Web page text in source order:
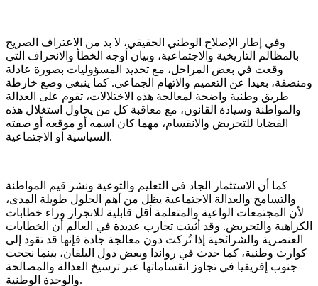
وفي إطار الإصلاح الوطني الحقيقي، لا بد من الاعتراف الصريح
بالمظالم التاريخية والاجتماعية، وبيان أوجه الخطأ والانحراف التي
وقعت في بعض المراحل، مع تحديد المسؤوليات بصورة عادلة
ومنصفة، بعيدا عن التعميم والاتهام الجماعي. كما ينبغي وضع خارطة
طريق وطنية واضحة لمعالجة هذه الاختلالات، تقوم على العدالة
والمواطنة وسيادة القانون، مع معاقبة كل من يحاول استغلال هذه
القضايا للتحريض والانقسام، مهما كان اسمه أو موقعه أو صفته
السياسية أو الاجتماعية.
كما أن الاستثمار الجاد في التعليم والتوعية ونشر قيم المواطنة
والتسامح والعدالة الاجتماعية يظل من أهم الحلول طويلة المدى،
لأن المجتمعات الواعية والمتعلمة أقل قابلية للانجرار وراء خطابات
الكراهية والتحريض. وقد أثبتت تجارب عديدة في العالم أن الخطابات
العنصرية والشرائحية إذا تُركت دون معالجة جادة فإنها قد تقود إلى
كوارث وطنية، كما حدث في رواندا وبعض دول البلقان، بينما نجحت
جنوب إفريقيا في تجاوز انقساماتها عبر ترسيخ العدالة والمصالحة
والوحدة الوطنية.